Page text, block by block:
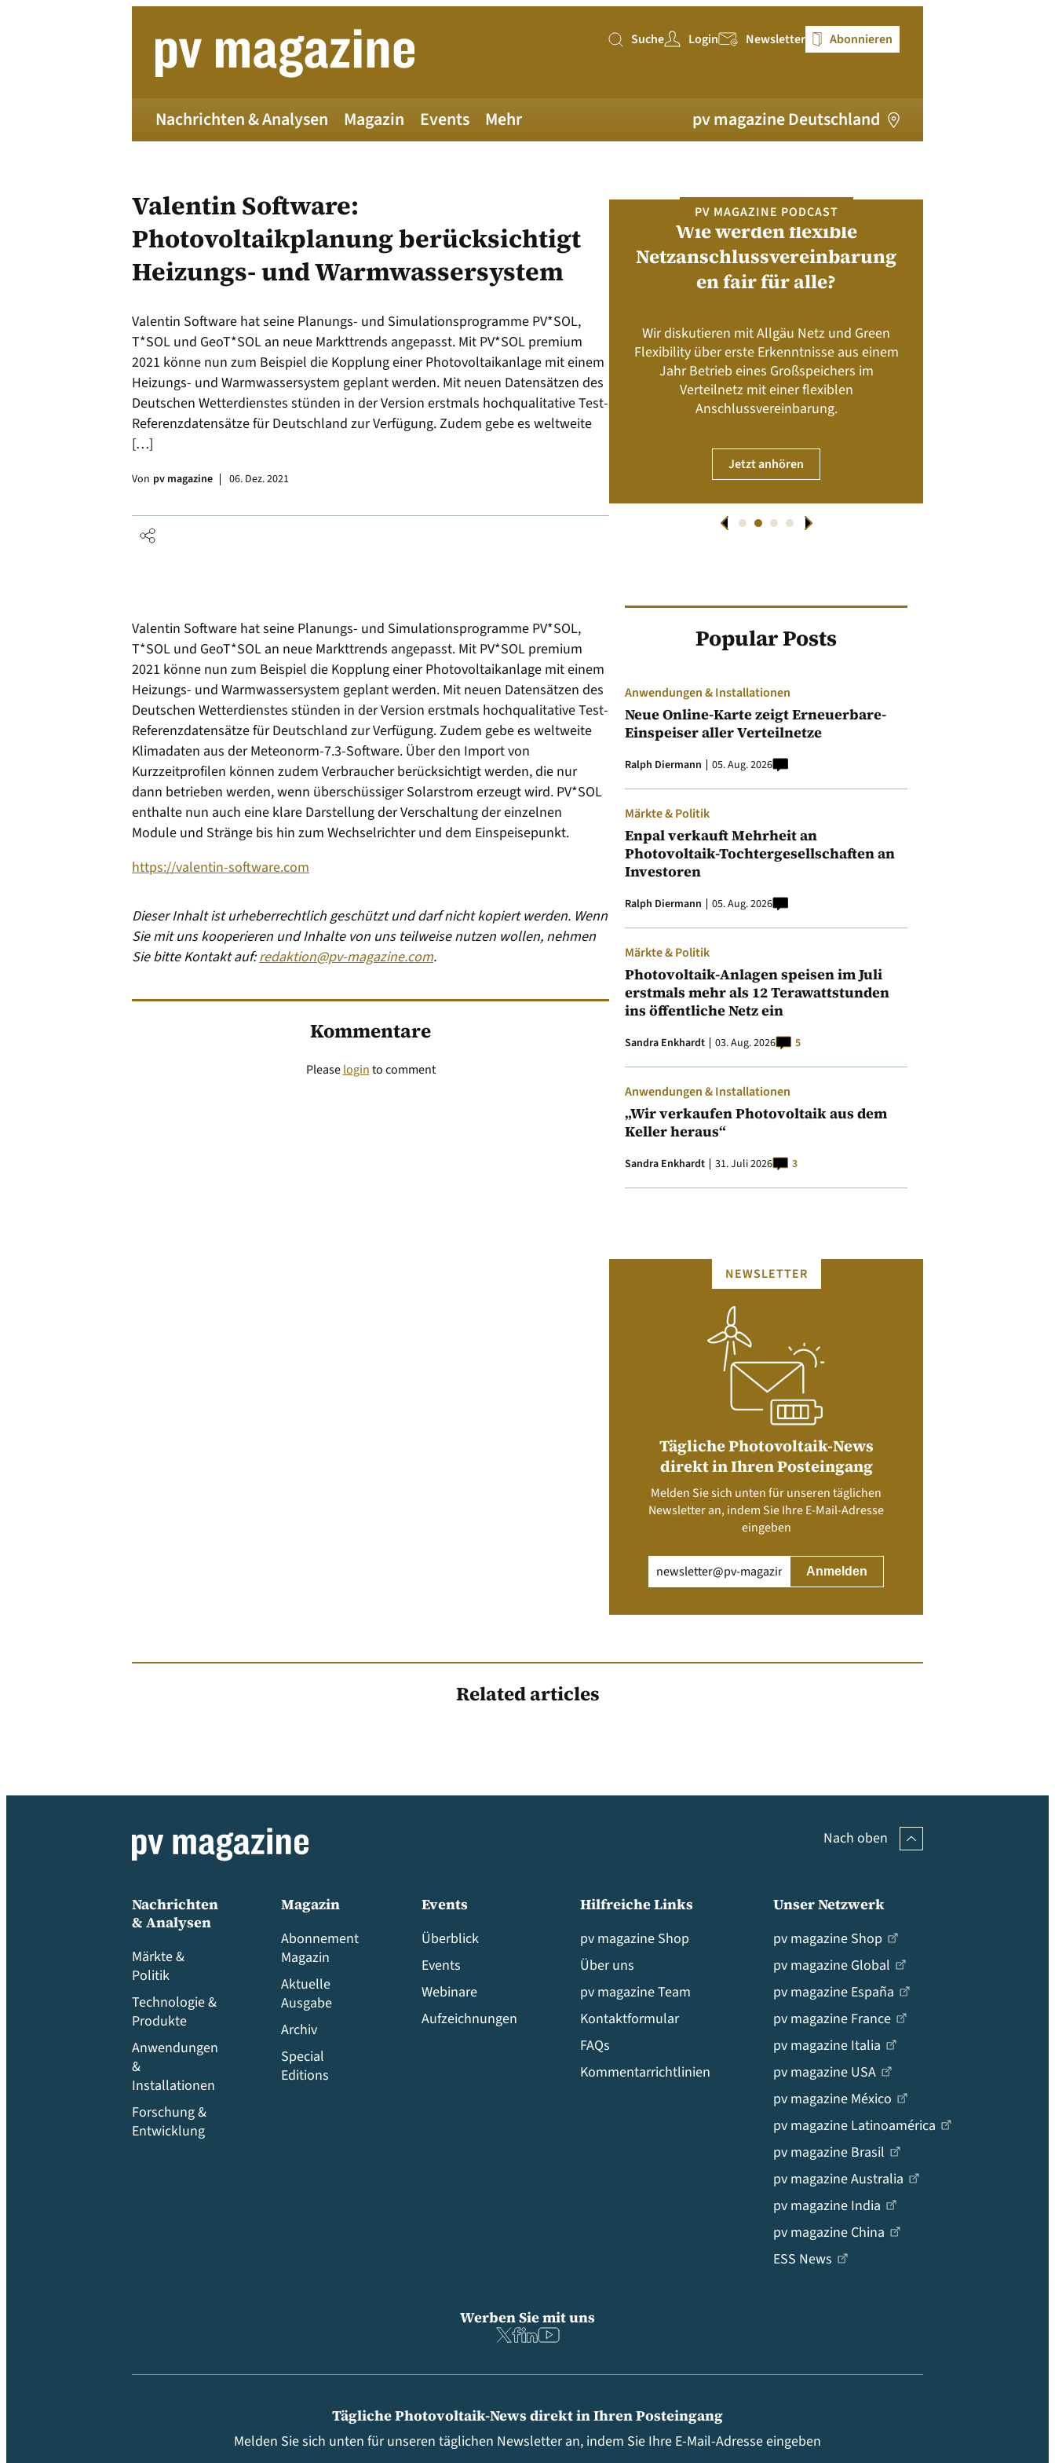
Suche
Suche Login Newsletter Abonnieren
Nachrichten & Analysen Magazin Events Mehr pv magazine Deutschland
Valentin Software:
Photovoltaikplanung berücksichtigt
Heizungs- und Warmwassersystem
Valentin Software hat seine Planungs- und Simulationsprogramme PV*SOL,
T*SOL und GeoT*SOL an neue Markttrends angepasst. Mit PV*SOL premium
2021 könne nun zum Beispiel die Kopplung einer Photovoltaikanlage mit einem
Heizungs- und Warmwassersystem geplant werden. Mit neuen Datensätzen des
Deutschen Wetterdienstes stünden in der Version erstmals hochqualitative Test-
Referenzdatensätze für Deutschland zur Verfügung. Zudem gebe es weltweite
[…]
Von pv magazine 06. Dez. 2021
Valentin Software hat seine Planungs- und Simulationsprogramme PV*SOL,
T*SOL und GeoT*SOL an neue Markttrends angepasst. Mit PV*SOL premium
2021 könne nun zum Beispiel die Kopplung einer Photovoltaikanlage mit einem
Heizungs- und Warmwassersystem geplant werden. Mit neuen Datensätzen des
Deutschen Wetterdienstes stünden in der Version erstmals hochqualitative Test-
Referenzdatensätze für Deutschland zur Verfügung. Zudem gebe es weltweite
Klimadaten aus der Meteonorm-7.3-Software. Über den Import von
Kurzzeitprofilen können zudem Verbraucher berücksichtigt werden, die nur
dann betrieben werden, wenn überschüssiger Solarstrom erzeugt wird. PV*SOL
enthalte nun auch eine klare Darstellung der Verschaltung der einzelnen
Module und Stränge bis hin zum Wechselrichter und dem Einspeisepunkt.
https://valentin-software.com
Dieser Inhalt ist urheberrechtlich geschützt und darf nicht kopiert werden. Wenn
Sie mit uns kooperieren und Inhalte von uns teilweise nutzen wollen, nehmen
Sie bitte Kontakt auf:redaktion@pv-magazine.com.
Kommentare
Pleaseloginto comment
Juni-Ausgabe 2026
Die neue pv magazine Deutschland Ausgabe
Alles neu? Rahmenbedingungen, Produkte,
Energiemanagement und Speicher-
Geschäftsmodelle
Jetzt kaufen
PV MAGAZINE PODCAST
Wie werden flexible
Netzanschlussvereinbarung
en fair für alle?
Wir diskutieren mit Allgäu Netz und Green
Flexibility über erste Erkenntnisse aus einem
Jahr Betrieb eines Großspeichers im
Verteilnetz mit einer flexiblen
Anschlussvereinbarung.
Jetzt anhören
Popular Posts
Anwendungen & Installationen
Neue Online-Karte zeigt Erneuerbare-
Einspeiser aller Verteilnetze
Ralph Diermann 05. Aug. 2026
Märkte & Politik
Enpal verkauft Mehrheit an
Photovoltaik-Tochtergesellschaften an
Investoren
Ralph Diermann 05. Aug. 2026
Märkte & Politik
Photovoltaik-Anlagen speisen im Juli
erstmals mehr als 12 Terawattstunden
ins öffentliche Netz ein
Sandra Enkhardt 03. Aug. 2026 5
Anwendungen & Installationen
„Wir verkaufen Photovoltaik aus dem
Keller heraus“
Sandra Enkhardt 31. Juli 2026 3
NEWSLETTER
Tägliche Photovoltaik-News
direkt in Ihren Posteingang
Melden Sie sich unten für unseren täglichen
Newsletter an, indem Sie Ihre E-Mail-Adresse
eingeben
(erforderlich)
Related articles
Nach oben
Nachrichten
& Analysen
Märkte &
Politik
Technologie &
Produkte
Anwendungen
&
Installationen
Forschung &
Entwicklung
Magazin
Abonnement
Magazin
Aktuelle
Ausgabe
Archiv
Special
Editions
Events
Überblick
Events
Webinare
Aufzeichnungen
Hilfreiche Links
pv magazine Shop
Über uns
pv magazine Team
Kontaktformular
FAQs
Kommentarrichtlinien
Unser Netzwerk
pv magazine Shop
pv magazine Global
pv magazine España
pv magazine France
pv magazine Italia
pv magazine USA
pv magazine México
pv magazine Latinoamérica
pv magazine Brasil
pv magazine Australia
pv magazine India
pv magazine China
ESS News
Tägliche Photovoltaik-News direkt in Ihren Posteingang
Melden Sie sich unten für unseren täglichen Newsletter an, indem Sie Ihre E-Mail-Adresse eingeben
Werben Sie mit uns